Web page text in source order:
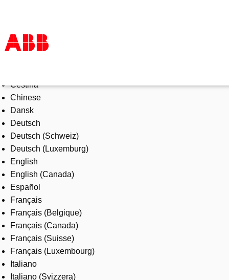
Products & Solutions
Industries
Services
About us
Where to buy
Contact us
Careers
Čeština
Chinese
Dansk
Deutsch
Deutsch (Schweiz)
Deutsch (Luxemburg)
English
English (Canada)
Español
Français
Français (Belgique)
Français (Canada)
Français (Suisse)
Français (Luxembourg)
Italiano
Italiano (Svizzera)